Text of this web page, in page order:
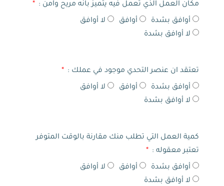
مكان العمل الذي تعمل فيه يتميز بانه مريح وآمن :
أوافق بشدة أوافق
لا أوافق
لا أوافق بشدة
تعتقد ان عنصر التحدي موجود في عملك :
أوافق بشدة أوافق
لا أوافق
لا أوافق بشدة
كمية العمل التي تطلب منك مقارنة بالوقت المتوفر
تعتبر معقوله :
أوافق بشدة أوافق
لا أوافق
لا أوافق بشدة